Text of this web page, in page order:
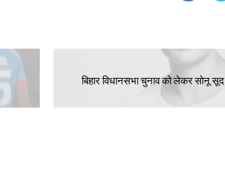
बिहार विधानसभा चुनाव को लेकर सोनू